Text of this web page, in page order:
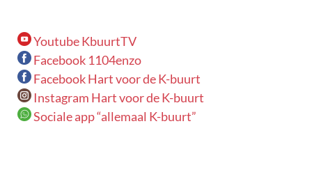
Youtube KbuurtTV
Facebook 1104enzo
Facebook Hart voor de K-buurt
Instagram Hart voor de K-buurt
Sociale app “allemaal K-buurt”